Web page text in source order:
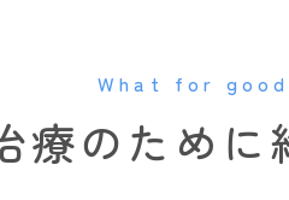
What for
療のため